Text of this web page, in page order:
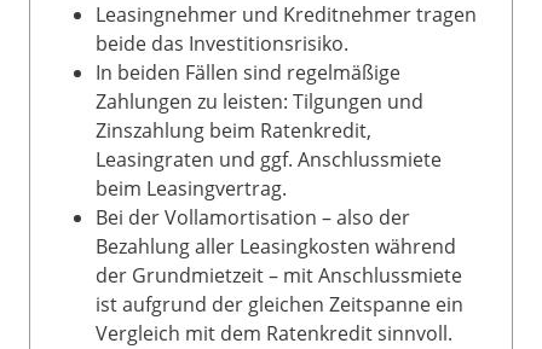
Leasingnehmer und Kreditnehmer tragen
beide das Investitionsrisiko.
In beiden Fällen sind regelmäßige
Zahlungen zu leisten: Tilgungen und
Zinszahlung beim Ratenkredit,
Leasingraten und ggf. Anschlussmiete
beim Leasingvertrag.
Bei der Vollamortisation – also der
Bezahlung aller Leasingkosten während
der Grundmietzeit – mit Anschlussmiete
ist aufgrund der gleichen Zeitspanne ein
Vergleich mit dem Ratenkredit sinnvoll.